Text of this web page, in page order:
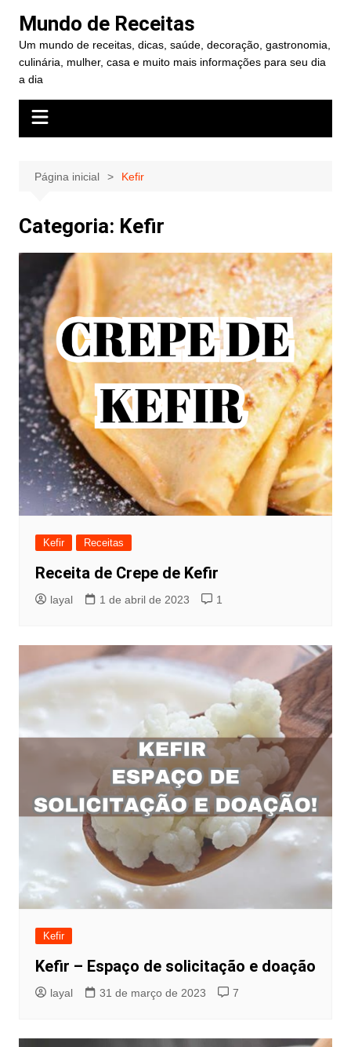
para
conteúdo
Mundo de Receitas
Um mundo de receitas, dicas, saúde, decoração, gastronomia,
culinária, mulher, casa e muito mais informações para seu dia
a dia
Página inicial Kefir
Categoria: Kefir
Kefir Receitas
Receita de Crepe de Kefir
layal 1 de abril de 2023 1
Kefir
Kefir – Espaço de solicitação e doação
layal 31 de março de 2023 7